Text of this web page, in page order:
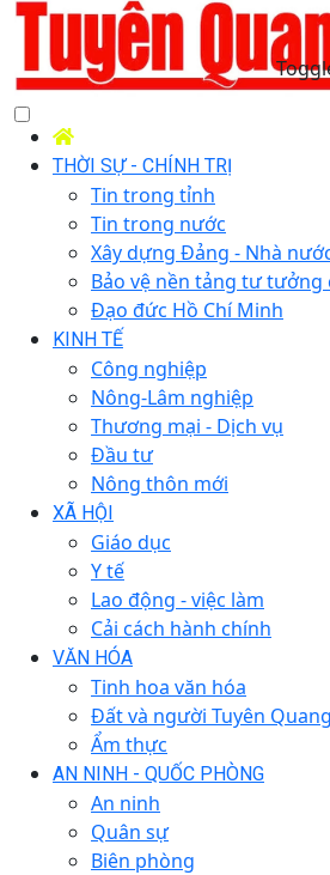
THỜI SỰ - CHÍNH TRỊ
Tin trong tỉnh
Tin trong nước
Xây dựng Đảng - Nhà
Bảo vệ nền tảng tư tưởng
Đạo đức Hồ Chí Minh
KINH TẾ
Công nghiệp
Nông-Lâm nghiệp
Thương mại - Dịch vụ
Đầu tư
Nông thôn mới
XÃ HỘI
Giáo dục
Y tế
Lao động - việc làm
Cải cách hành chính
VĂN HÓA
Tinh hoa văn hóa
Đất và người Tuyên Quang
Ẩm thực
AN NINH - QUỐC PHÒNG
An ninh
Quân sự
Biên phòng